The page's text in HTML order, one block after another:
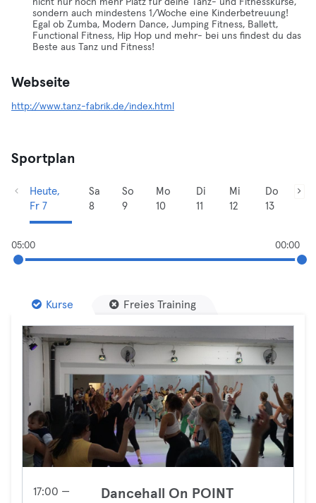
nicht nur noch mehr Platz für deine Tanz- und Fitnesskurse,
sondern auch mindestens 1/Woche eine Kinderbetreuung!
Egal ob Zumba, Modern Dance, Jumping Fitness, Ballett,
Functional Fitness, Hip Hop und mehr- bei uns findest du das
Beste aus Tanz und Fitness!
Webseite
http://www.tanz-fabrik.de/index.html
Sportplan
Heute,
Fr 7
Sa
8
So
9
Mo
10
Di
11
Mi
12
Do
13
05:00 00:00
Kurse Freies Training
17:00 —
Dancehall On POINT